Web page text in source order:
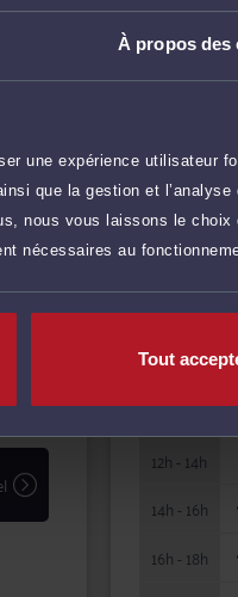
À propos des
une expérience utilisateur
que la gestion et l’analyse
nous vous laissons le choix
nécessaires au
Tout
Langues
Rendez-
cabinet
HORAIRES
08h - 10h
10h - 12h
12h - 14h
14h - 16h
16h - 18h